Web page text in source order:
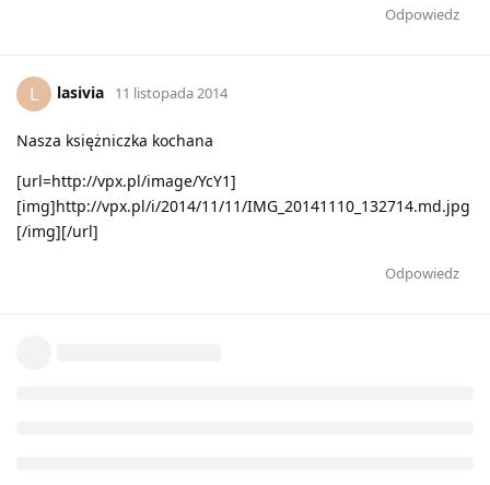
Odpowiedz
L lasivia 11 listopada 2014
Nasza księżniczka kochana
[url=http://vpx.pl/image/YcY1]
[img]http://vpx.pl/i/2014/11/11/IMG_20141110_132714.md.jpg
[/img][/url]
Odpowiedz